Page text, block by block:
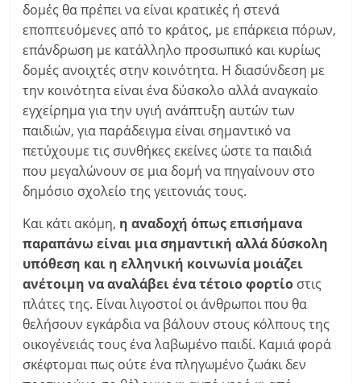
δομές θα πρέπει να είναι κρατικές ή στενά
εποπτευόμενες από το κράτος, με επάρκεια πόρων,
επάνδρωση με κατάλληλο προσωπικό και κυρίως
δομές ανοιχτές στην κοινότητα. Η διασύνδεση με
την κοινότητα είναι ένα δύσκολο αλλά αναγκαίο
εγχείρημα για την υγιή ανάπτυξη αυτών των
παιδιών, για παράδειγμα είναι σημαντικό να
πετύχουμε τις συνθήκες εκείνες ώστε τα παιδιά
που μεγαλώνουν σε μια δομή να πηγαίνουν στο
δημόσιο σχολείο της γειτονιάς τους.
Και κάτι ακόμη, η αναδοχή όπως επισήμανα
παραπάνω είναι μια σημαντική αλλά δύσκολη
υπόθεση και η ελληνική κοινωνία μοιάζει
ανέτοιμη να αναλάβει ένα τέτοιο φορτίο στις
πλάτες της. Είναι λιγοστοί οι άνθρωποι που θα
θελήσουν εγκάρδια να βάλουν στους κόλπους της
οικογένειάς τους ένα λαβωμένο παιδί. Καμιά φορά
σκέφτομαι πως ούτε ένα πληγωμένο ζωάκι δεν